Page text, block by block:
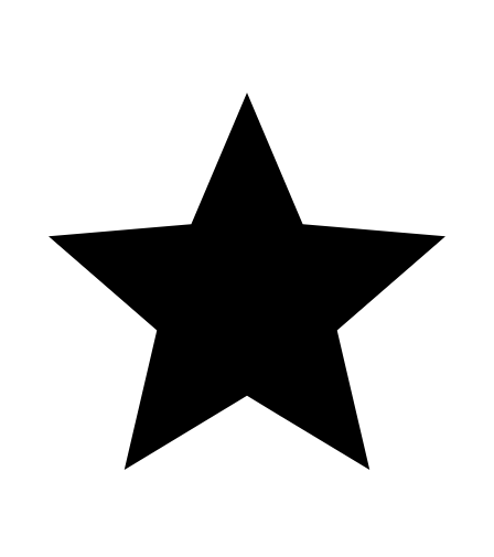
Alma bella Aixa Serapión Ex Hijas de Su Madre Evelyn Tihuay -
Ex Integrante de Papillon #MuñecasdelaTele #KenchoProducciones